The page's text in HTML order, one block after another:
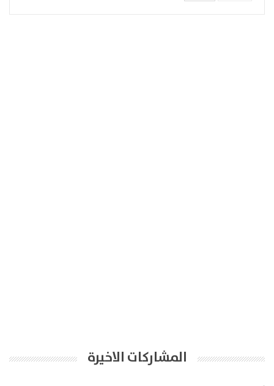
المشاركات الاخيرة